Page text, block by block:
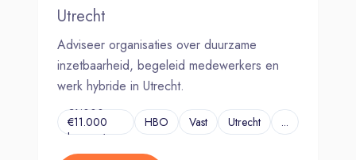
Utrecht
Adviseer organisaties over duurzame
inzetbaarheid, begeleid medewerkers en
werk hybride in Utrecht.
€9.000 –
€11.000
bruto p/m
HBO Vast Utrecht ...